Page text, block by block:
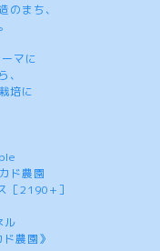
のまち、
マに
、
培に
ド農園
［2190+］
ル
農園》